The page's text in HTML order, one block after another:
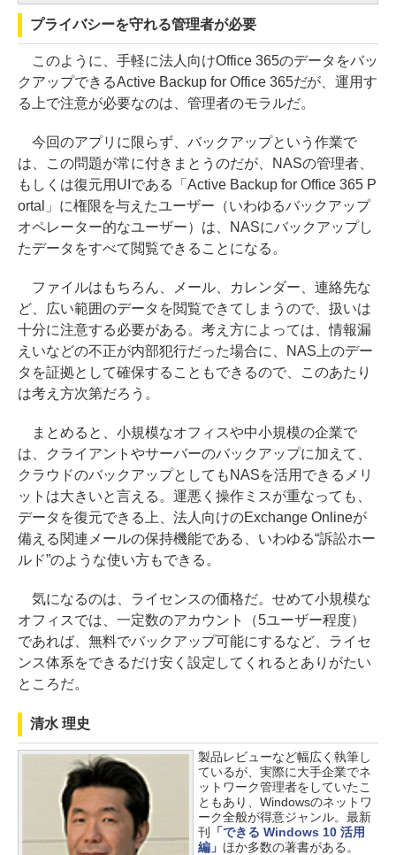
プライバシーを守れる管理者が必要
このように、手軽に法人向けOffice 365のデータをバッ
クアップできるActive Backup for Office 365だが、運用す
る上で注意が必要なのは、管理者のモラルだ。
今回のアプリに限らず、バックアップという作業で
は、この問題が常に付きまとうのだが、NASの管理者、
もしくは復元用UIである「Active Backup for Office 365 P
ortal」に権限を与えたユーザー（いわゆるバックアップ
オペレーター的なユーザー）は、NASにバックアップし
たデータをすべて閲覧できることになる。
ファイルはもちろん、メール、カレンダー、連絡先な
ど、広い範囲のデータを閲覧できてしまうので、扱いは
十分に注意する必要がある。考え方によっては、情報漏
えいなどの不正が内部犯行だった場合に、NAS上のデー
タを証拠として確保することもできるので、このあたり
は考え方次第だろう。
まとめると、小規模なオフィスや中小規模の企業で
は、クライアントやサーバーのバックアップに加えて、
クラウドのバックアップとしてもNASを活用できるメリ
ットは大きいと言える。運悪く操作ミスが重なっても、
データを復元できる上、法人向けのExchange Onlineが
備える関連メールの保持機能である、いわゆる“訴訟ホー
ルド”のような使い方もできる。
気になるのは、ライセンスの価格だ。せめて小規模な
オフィスでは、一定数のアカウント（5ユーザー程度）
であれば、無料でバックアップ可能にするなど、ライセ
ンス体系をできるだけ安く設定してくれるとありがたい
ところだ。
清水 理史
製品レビューなど幅広く執筆し
ているが、実際に大手企業でネ
ットワーク管理者をしていたこ
ともあり、Windowsのネットワ
ーク全般が得意ジャンル。最新
刊
「できる Windows 10 活用
編」 ほか多数の著書がある。